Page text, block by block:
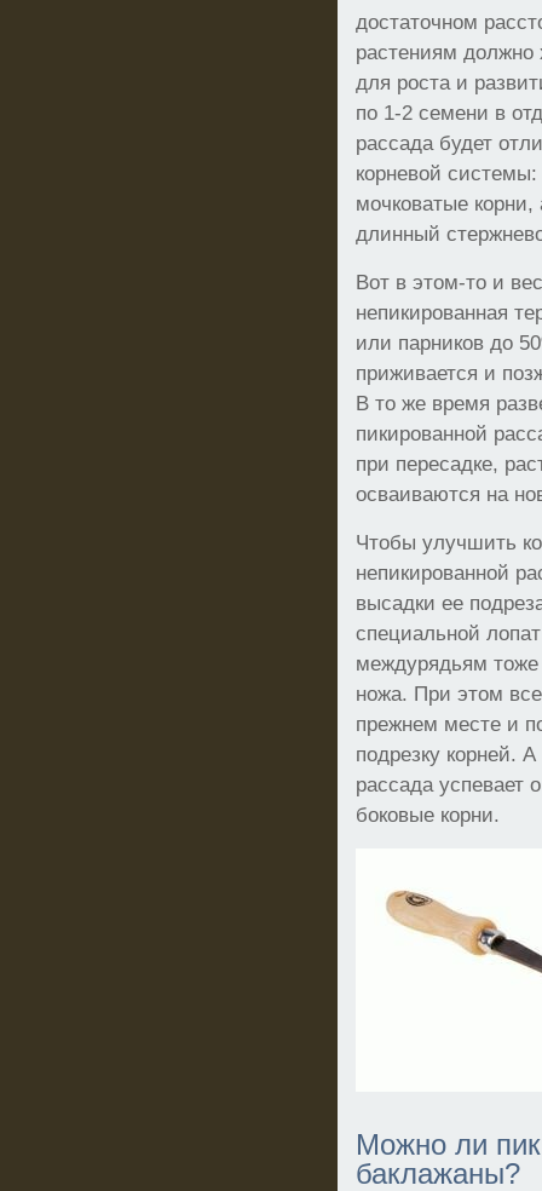
достаточном
растениям должно
для роста и
по 1-2 семени в
рассада будет
корневой
мочковатые
длинный
Вот в этом-то и
непикированная
или парников до
приживается и
В то же время
пикированной
при пересадке,
осваиваются на
Чтобы улучшить
непикированной
высадки ее
специальной
междурядьям
ножа. При этом
прежнем месте и
подрезку корней.
рассада успевает
боковые корни.
Можно ли
баклажаны?